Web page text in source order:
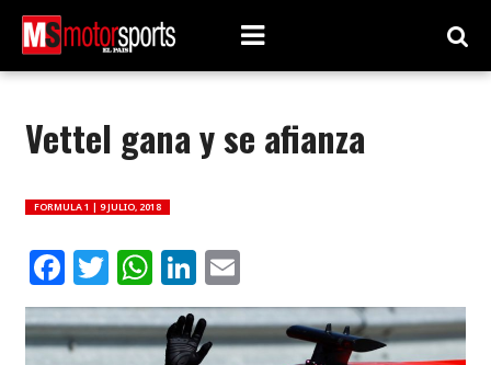
Vettel gana y se afianza
FORMULA 1 | 9 JULIO, 2018
Facebook
Twitter
WhatsApp
LinkedIn
Email